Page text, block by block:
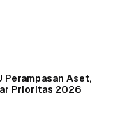
Perampasan Aset,
Prioritas 2026